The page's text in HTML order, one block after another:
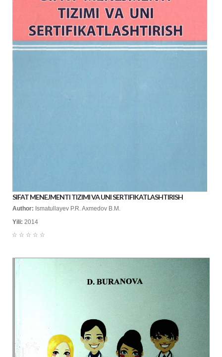
SIFAT MENEJMENTI TIZIMI VA UNI SERTIFIKATLASHTIRISH
Author: Ismatullayev P.R. Axmedov B.M.
Yili: 2014
☆
☆
☆
☆
☆